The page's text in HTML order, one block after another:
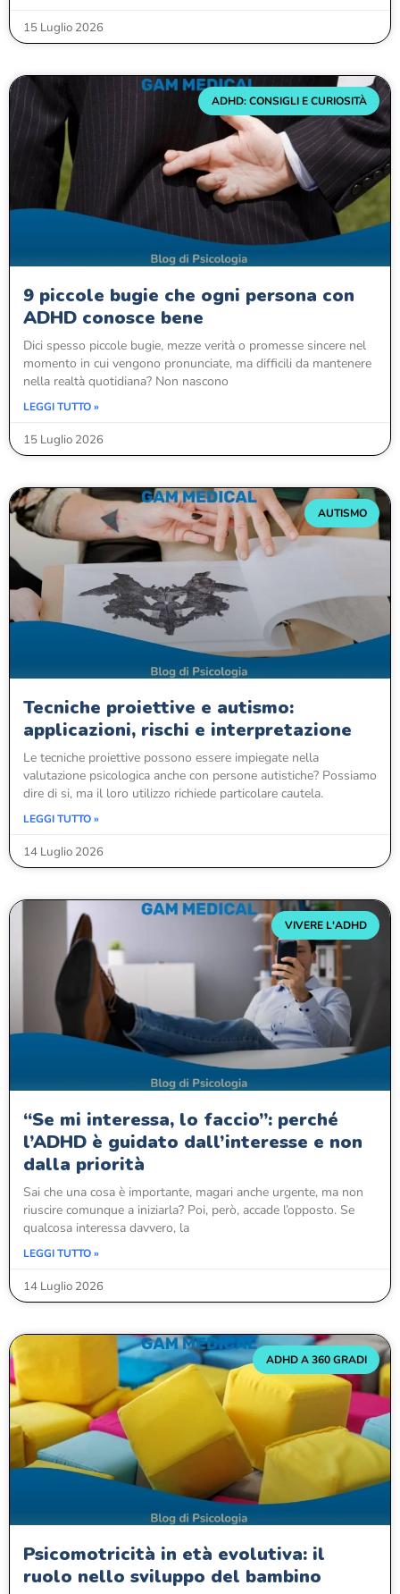
15 Luglio 2026
ADHD: CONSIGLI E CURIOSITÀ
9 piccole bugie che ogni persona con
ADHD conosce bene
Dici spesso piccole bugie, mezze verità o promesse sincere nel
momento in cui vengono pronunciate, ma difficili da mantenere
nella realtà quotidiana? Non nascono
LEGGI TUTTO »
15 Luglio 2026
AUTISMO
Tecniche proiettive e autismo:
applicazioni, rischi e interpretazione
Le tecniche proiettive possono essere impiegate nella
valutazione psicologica anche con persone autistiche? Possiamo
dire di si, ma il loro utilizzo richiede particolare cautela.
LEGGI TUTTO »
14 Luglio 2026
VIVERE L'ADHD
“Se mi interessa, lo faccio”: perché
l’ADHD è guidato dall’interesse e non
dalla priorità
Sai che una cosa è importante, magari anche urgente, ma non
riuscire comunque a iniziarla? Poi, però, accade l’opposto. Se
qualcosa interessa davvero, la
LEGGI TUTTO »
14 Luglio 2026
ADHD A 360 GRADI
Psicomotricità in età evolutiva: il
ruolo nello sviluppo del bambino